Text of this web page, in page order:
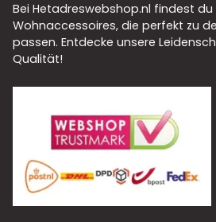
Bei Hetadreswebshop.nl findest du
Wohnaccessoires, die perfekt zu
passen. Entdecke unsere
Qualität!